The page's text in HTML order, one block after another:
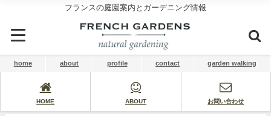
フランスの庭園案内とガーデニング情報
home about profile contact garden walking
HOME ABOUT お問い合わせ